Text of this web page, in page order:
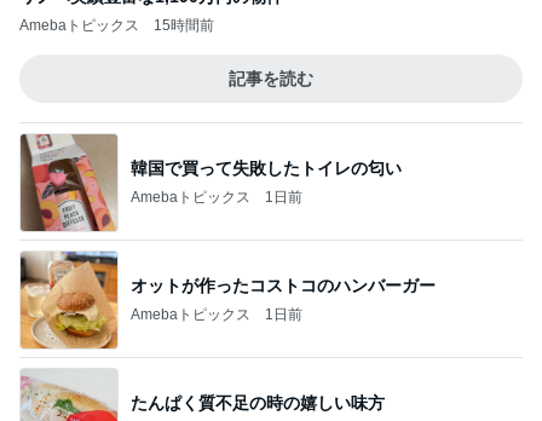
Amebaトピックス 15時間前
記事を読む
韓国で買って失敗したトイレの匂い
Amebaトピックス 1日前
オットが作ったコストコのハンバーガー
Amebaトピックス 1日前
たんぱく質不足の時の嬉しい味方